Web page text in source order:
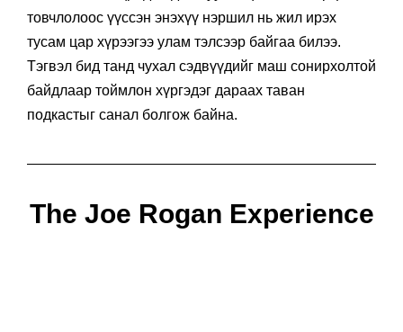
товчлолоос үүссэн энэхүү нэршил нь жил ирэх
тусам цар хүрээгээ улам тэлсээр байгаа билээ.
Тэгвэл бид танд чухал сэдвүүдийг маш сонирхолтой
байдлаар тоймлон хүргэдэг дараах таван
подкастыг санал болгож байна.
The Joe Rogan Experience